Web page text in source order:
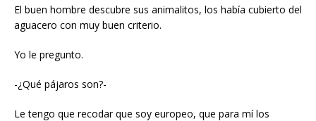
El buen hombre descubre sus animalitos, los había cubierto del
aguacero con muy buen criterio.
Yo le pregunto.
-¿Qué pájaros son?-
Le tengo que recodar que soy europeo, que para mí los